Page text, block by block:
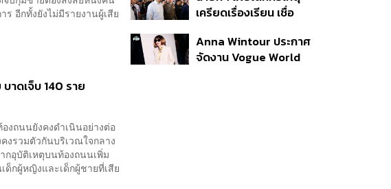
ร อีกทั้งยังไม่มีรายงานผู้เสีย
าดเจ็บ 140 ราย
งถนนยังคงดำเนินอย่างต่อ
งรวมตัวกันบริเวณใจกลาง
กอุบัติเหตุบนท้องถนนเพิ่ม
กผู้หญิงและเด็กผู้ชายที่เสีย
เครียดเรื่องเรียน เชื่อ
กระสุนอีกกว่า 30 นัด หาก
ไม่จบชีวิตตัวเองอาจสูญ
Anna Wintour ประกาศ
จัดงาน Vogue World